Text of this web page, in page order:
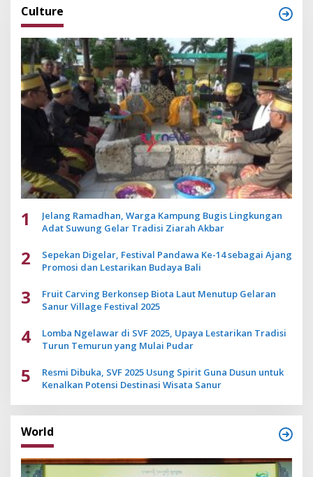
Culture
1
Jelang Ramadhan, Warga Kampung Bugis Lingkungan
Adat Suwung Gelar Tradisi Ziarah Akbar
2
Sepekan Digelar, Festival Pandawa Ke-14 sebagai Ajang
Promosi dan Lestarikan Budaya Bali
3
Fruit Carving Berkonsep Biota Laut Menutup Gelaran
Sanur Village Festival 2025
4
Lomba Ngelawar di SVF 2025, Upaya Lestarikan Tradisi
Turun Temurun yang Mulai Pudar
5
Resmi Dibuka, SVF 2025 Usung Spirit Guna Dusun untuk
Kenalkan Potensi Destinasi Wisata Sanur
World